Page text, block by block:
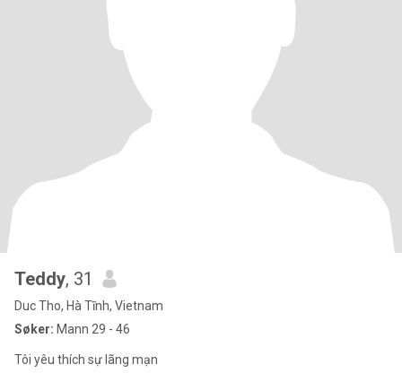
Teddy, 31
Duc Tho, Hà Tĩnh, Vietnam
Søker: Mann 29 - 46
Tôi yêu thích sự lãng mạn